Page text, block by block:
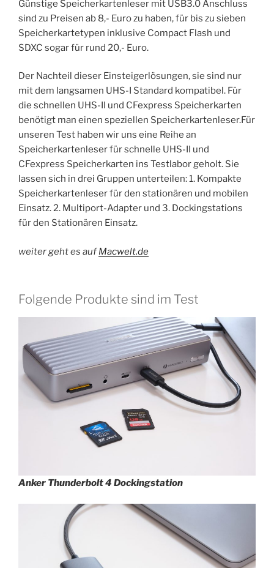
Günstige Speicherkartenleser mit USB3.0 Anschluss
sind zu Preisen ab 8,- Euro zu haben, für bis zu sieben
Speicherkartetypen inklusive Compact Flash und
SDXC sogar für rund 20,- Euro.
Der Nachteil dieser Einsteigerlösungen, sie sind nur
mit dem langsamen UHS-I Standard kompatibel. Für
die schnellen UHS-II und CFexpress Speicherkarten
benötigt man einen speziellen Speicherkartenleser.Für
unseren Test haben wir uns eine Reihe an
Speicherkartenleser für schnelle UHS-II und
CFexpress Speicherkarten ins Testlabor geholt. Sie
lassen sich in drei Gruppen unterteilen: 1. Kompakte
Speicherkartenleser für den stationären und mobilen
Einsatz. 2. Multiport-Adapter und 3. Dockingstations
für den Stationären Einsatz.
weiter geht es aufMacwelt.de
Folgende Produkte sind im Test
Anker Thunderbolt 4 Dockingstation